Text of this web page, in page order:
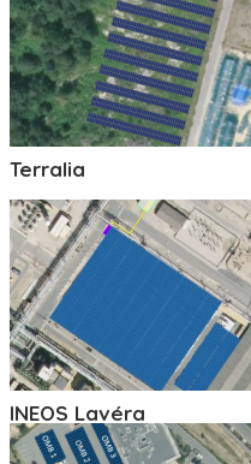
Terralia
INEOS Lavéra